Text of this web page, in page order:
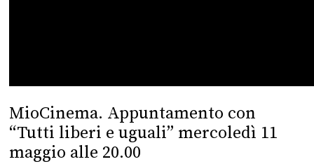
MioCinema. Appuntamento con
“Tutti liberi e uguali” mercoledì 11
maggio alle 20.00